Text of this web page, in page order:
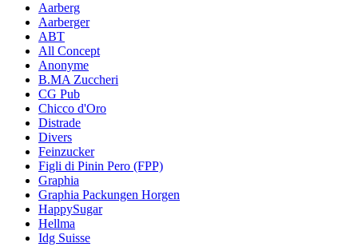
Aarberg
Aarberger
ABT
All Concept
Anonyme
B.MA Zuccheri
CG Pub
Chicco d'Oro
Distrade
Divers
Feinzucker
Figli di Pinin Pero (FPP)
Graphia
Graphia Packungen Horgen
HappySugar
Hellma
Idg Suisse